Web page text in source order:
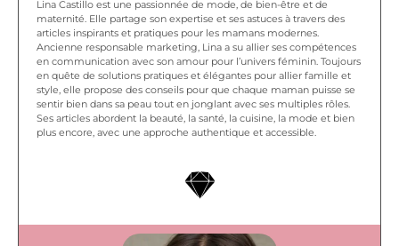
Lina Castillo est une passionnée de mode, de bien-être et de
maternité. Elle partage son expertise et ses astuces à travers des
articles inspirants et pratiques pour les mamans modernes.
Ancienne responsable marketing, Lina a su allier ses compétences
en communication avec son amour pour l’univers féminin. Toujours
en quête de solutions pratiques et élégantes pour allier famille et
style, elle propose des conseils pour que chaque maman puisse se
sentir bien dans sa peau tout en jonglant avec ses multiples rôles.
Ses articles abordent la beauté, la santé, la cuisine, la mode et bien
plus encore, avec une approche authentique et accessible.